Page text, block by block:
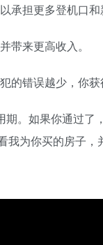
承担更多登机口和
带来更高收入。
的错误越少，你获
。如果你通过了
为你买的房子